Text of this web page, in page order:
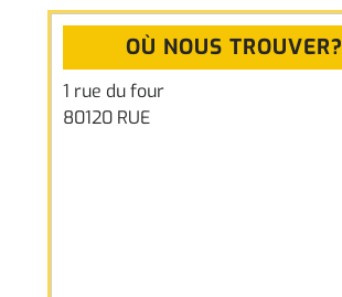
OÙ NOUS TROUVER?
1 rue du four
80120 RUE